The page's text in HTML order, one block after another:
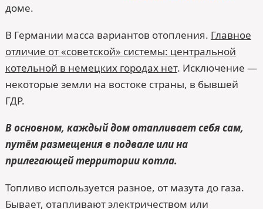
доме.
В Германии масса вариантов отопления. Главное
отличие от «советской» системы: центральной
котельной в немецких городах нет. Исключение —
некоторые земли на востоке страны, в бывшей
ГДР.
В основном, каждый дом отапливает себя сам,
путём размещения в подвале или на
прилегающей территории котла.
Топливо используется разное, от мазута до газа.
Бывает, отапливают электричеством или